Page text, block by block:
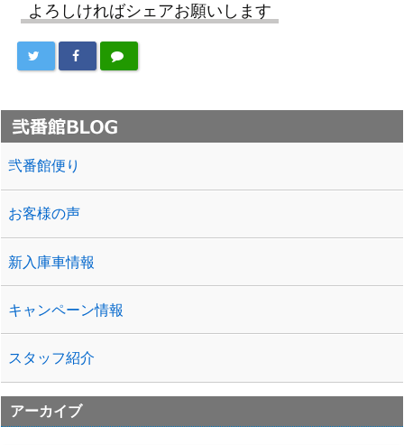
よろしければシェアお願いします
弐番館便り
お客様の声
新入庫車情報
キャンペーン情報
スタッフ紹介
アーカイブ